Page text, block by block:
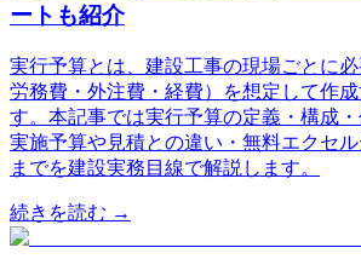
ートも紹介
実行予算とは、建設工事の現場ごとに必
労務費・外注費・経費）を想定して作
す。本記事では実行予算の定義・構成・
実施予算や見積との違い・無料エクセ
までを建設実務目線で解説します。
続きを読む →